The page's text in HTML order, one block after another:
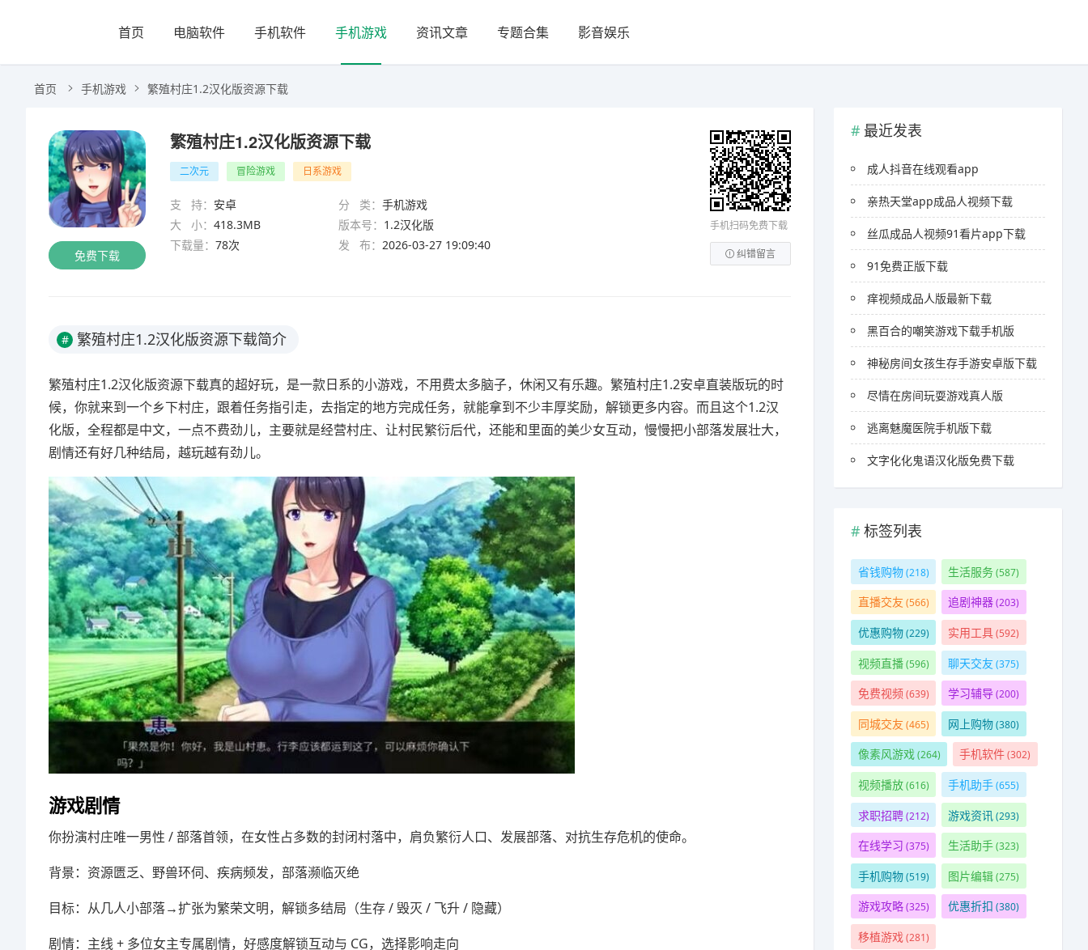
首页 电脑软件 手机软件 手机游戏 资讯文章 专题合集 影音娱乐
首页 手机游戏 繁殖村庄1.2汉化版资源下载
免费下载
繁殖村庄1.2汉化版资源下载
二次元 冒险游戏 日系游戏
支 持： 安卓 分 类： 手机游戏
大 小： 418.3MB 版本号： 1.2汉化版
下载量： 78次 发 布： 2026-03-27 19:09:40
手机扫码免费下载
纠错留言
# 繁殖村庄1.2汉化版资源下载简介
繁殖村庄1.2汉化版资源下载真的超好玩，是一款日系的小游戏，不用费太多脑子，休闲又有乐趣。繁殖村庄1.2安卓直装版玩的时
候，你就来到一个乡下村庄，跟着任务指引走，去指定的地方完成任务，就能拿到不少丰厚奖励，解锁更多内容。而且这个1.2汉
化版，全程都是中文，一点不费劲儿，主要就是经营村庄、让村民繁衍后代，还能和里面的美少女互动，慢慢把小部落发展壮大，
剧情还有好几种结局，越玩越有劲儿。
游戏剧情
你扮演村庄唯一男性 / 部落首领，在女性占多数的封闭村落中，肩负繁衍人口、发展部落、对抗生存危机的使命。
背景：资源匮乏、野兽环伺、疾病频发，部落濒临灭绝
目标：从几人小部落→扩张为繁荣文明，解锁多结局（生存 / 毁灭 / 飞升 / 隐藏）
剧情：主线 + 多位女主专属剧情，好感度解锁互动与 CG，选择影响走向
最近发表
成人抖音在线观看app
亲热天堂app成品人视频下载
丝瓜成品人视频91看片app下载
91免费正版下载
痒视频成品人版最新下载
黑百合的嘲笑游戏下载手机版
神秘房间女孩生存手游安卓版下载
尽情在房间玩耍游戏真人版
逃离魅魔医院手机版下载
文字化化鬼语汉化版免费下载
标签列表
省钱购物(218) 生活服务(587)
直播交友 (566) 追剧神器(203)
优惠购物(229) 实用工具(592)
视频直播(596) 聊天交友 (375)
免费视频(639) 学习辅导(200)
同城交友 (465) 网上购物(380)
像素风游戏(264) 手机软件(302)
视频播放(616) 手机助手(655)
求职招聘(212) 游戏资讯(293)
在线学习 (375) 生活助手(323)
手机购物(519) 图片编辑(275)
游戏攻略(325) 优惠折扣 (380)
移植游戏(281)